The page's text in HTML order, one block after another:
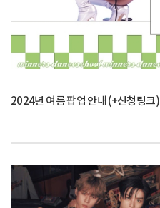
2024년 여름 팝업 안내 (+신청링크)